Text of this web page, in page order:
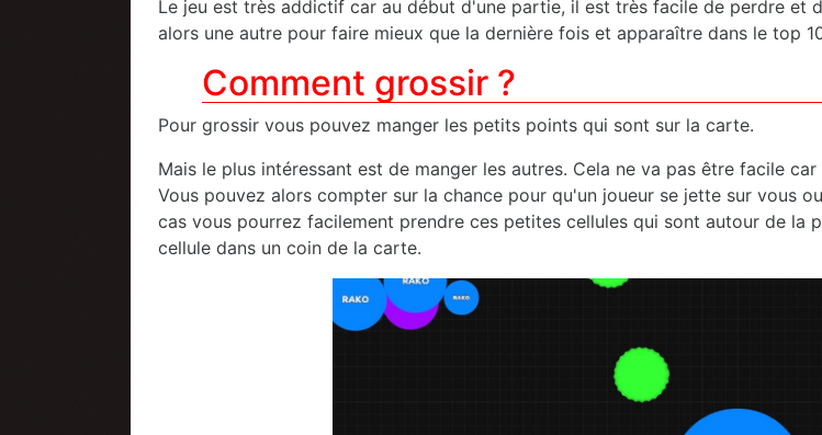
Le jeu est très addictif car au début d'une partie, il est très facile de perdre et
alors une autre pour faire mieux que la dernière fois et apparaître dans le top
Comment grossir ?
Pour grossir vous pouvez manger les petits points qui sont sur la carte.
Mais le plus intéressant est de manger les autres. Cela ne va pas être facile
Vous pouvez alors compter sur la chance pour qu'un joueur se jette sur vous
cas vous pourrez facilement prendre ces petites cellules qui sont autour de la
cellule dans un coin de la carte.